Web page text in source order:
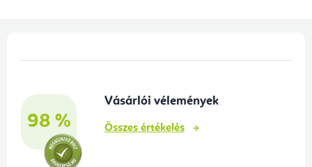
98 %
Vásárlói vélemények
Összes értékelés